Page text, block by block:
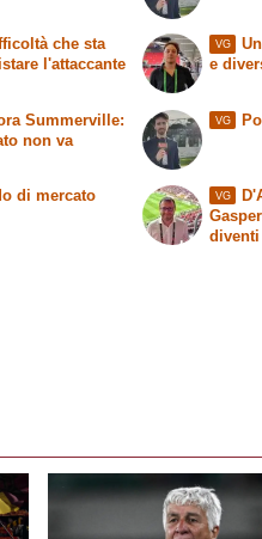
che sta
l'attaccante
VG
e
Summerville:
non va
di mercato
VG
VG